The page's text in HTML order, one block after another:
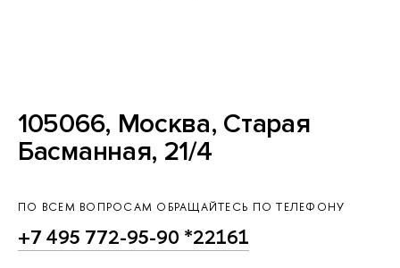
105066, Москва, Старая
Басманная, 21/4
ПО ВСЕМ ВОПРОСАМ ОБРАЩАЙТЕСЬ ПО ТЕЛЕФОНУ
+7 495 772-95-90 *22161